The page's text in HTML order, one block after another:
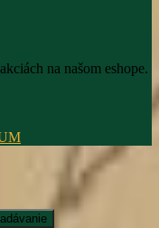
na našom eshope.